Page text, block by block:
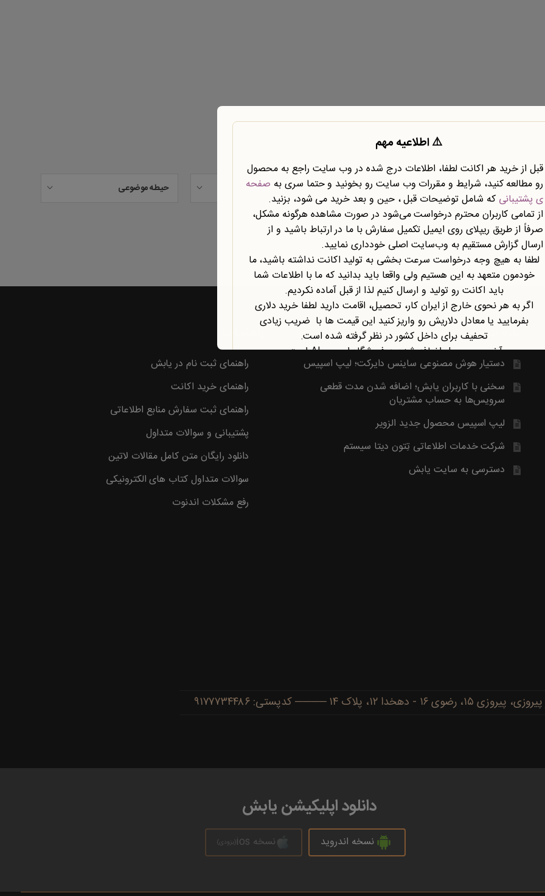
نوع محتوا نوع سند حیطه موضوعی
تازه ها
دستیار هوش مصنوعی ساینس دایرکت؛ لیپ اسپیس
سخنی با کاربران یابش؛ اضافه شدن مدت قطعی
سرویس‌ها به حساب مشتریان
لیپ اسپیس محصول جدید الزویر
شرکت خدمات اطلاعاتی تِتون دیتا سیستم
دسترسی به سایت یابش
راهنماها
راهنمای ثبت نام در یابش
راهنمای خرید اکانت
راهنمای ثبت سفارش منابع اطلاعاتی
پشتیبانی و سوالات متداول
دانلود رایگان متن کامل مقالات لاتین
سوالات متداول کتاب های الکترونیکی
رفع مشکلات اندنوت
۱۲، پلاک ۱۴ ──── کدپستی: ۹۱۷۷۷۳۴۴۸۶
دانلود اپلیکیشن یابش
نسخه اندروید نسخه ios (بزودی)
⚠️ اطلاعیه مهم
قبل از خرید هر اکانت لطفا، اطلاعات درج شده در وب سایت راجع به محصول
رو مطالعه کنید، شرایط و مقررات وب سایت رو بخونید و حتما سری به صفحه
ی پشتیبانی که شامل توضیحات قبل ، حین و بعد خرید می شود، بزنید.
از تمامی کاربران محترم درخواست می‌شود در صورت مشاهده هرگونه مشکل،
صرفاً از طریق ریپلای روی ایمیل تکمیل سفارش با ما در ارتباط باشید و از
ارسال گزارش مستقیم به وب‌سایت اصلی خودداری نمایید.
لطفا به هیچ وجه درخواست سرعت بخشی به تولید اکانت نداشته باشید، ما
خودمون متعهد به این هستیم ولی واقعا باید بدانید که ما با اطلاعات شما
باید اکانت رو تولید و ارسال کنیم لذا از قبل آماده نکردیم.
اگر به هر نحوی خارج از ایران کار، تحصیل، اقامت دارید لطفا خرید دلاری
بفرمایید یا معادل دلاریش رو واریز کنید این قیمت ها با ضریب زیادی
تحفیف برای داخل کشور در نظر گرفته شده است.
آخرین محصول اضافه شده به فروشگاه امبیس AI است.
روش ارتباط با ما در پایین صفحات یابش درچ شده است، مطابق موضوع با
ما تماس بگیرید. با تشکر